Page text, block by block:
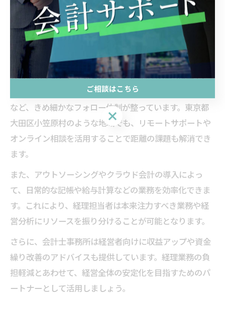
つ、徐々に全体最適を目指すことができます。
事務所サポートで経理業務の負担を軽減するコツ
経理業務の負担軽減には、会計士事務所のサポートを最
大限活用することが効果的です。定期的な巡回指導や、
経理担当者からの質問対応、業務マニュアルの作成支援
など、きめ細かなフォロー体制が整っています。東京都
大田区小笠原村のような地域でも、リモートサポートや
オンライン相談を活用することで距離の課題も解消でき
ます。
また、アウトソーシングやクラウド会計の導入によっ
て、日常的な記帳や給与計算などの業務を効率化できま
す。これにより、経理担当者は本来注力すべき業務や経
営分析にリソースを振り分けることが可能となります。
さらに、会計士事務所は経営者向けに収益アップや資金
繰り改善のアドバイスも提供しています。経理業務の負
担軽減とあわせて、経営全体の安定化を目指すためのパ
ートナーとして活用しましょう。
ご相談はこちら
ご相談はこちら